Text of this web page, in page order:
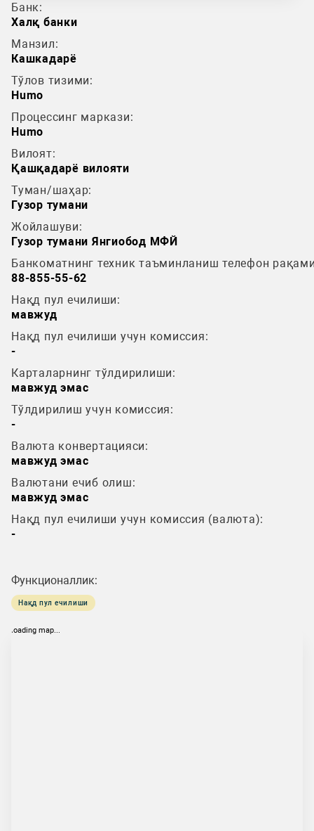
Банк:
Халқ банки
Манзил:
Кашкадарё
Тўлов тизими:
Humo
Процессинг маркази:
Humo
Вилоят:
Қашқадарё вилояти
Туман/шаҳар:
Гузор тумани
Жойлашуви:
Гузор тумани Янгиобод МФЙ
Банкоматнинг техник таъминланиш телефон
88-855-55-62
Нақд пул ечилиши:
мавжуд
Нақд пул ечилиши учун комиссия:
-
Карталарнинг тўлдирилиши:
мавжуд эмас
Тўлдирилиш учун комиссия:
-
Валюта конвертацияси:
мавжуд эмас
Валютани ечиб олиш:
мавжуд эмас
Нақд пул ечилиши учун комиссия (валюта):
-
Функционаллик:
Нақд пул ечилиши
loading map...